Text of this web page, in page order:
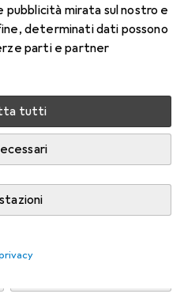
pubblicità mirata sul nostro e
determinati dati possono
parti e partner
tutti
ven, 21/8
il fornitore